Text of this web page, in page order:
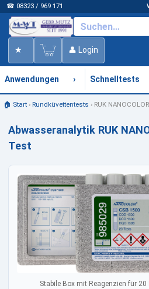
☎ 08323 / 969 171
★ 👤 Login
Anwendungen › Schnelltests
🏠 Start› Rundküvettentests › RUK
Abwasseranalytik RUK
Test
Stabile Box mit Reagenzien für